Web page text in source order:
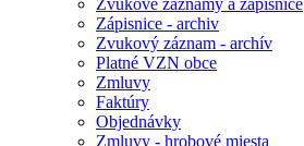
Zvukové záznamy a zápisnice
Zápisnice - archiv
Zvukový záznam - archív
Platné VZN obce
Zmluvy
Faktúry
Objednávky
Zmluvy - hrobové miesta